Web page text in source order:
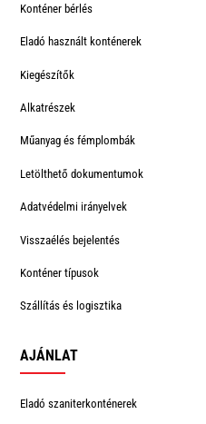
Konténer bérlés
Eladó használt konténerek
Kiegészítők
Alkatrészek
Műanyag és fémplombák
Letölthető dokumentumok
Adatvédelmi irányelvek
Visszaélés bejelentés
Konténer típusok
Szállítás és logisztika
AJÁNLAT
Eladó szaniterkonténerek